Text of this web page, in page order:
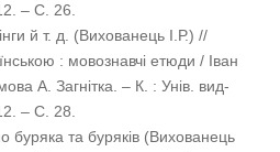
– С. 26.
й т. д. (Вихованець І.Р.) //
: мовознавчі етюди / Іван
А. Загнітка. – К. : Унів. вид-
– С. 28.
буряка та буряків (Вихованець